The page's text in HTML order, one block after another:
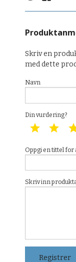
Skriv en
med dette
Navn
Din vurdering?
1 star 2
Oppgi en tittel
Skriv inn